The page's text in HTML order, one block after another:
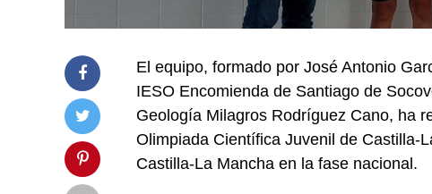
El equipo, formado por José Antonio
IESO Encomienda de Santiago de
Geología Milagros Rodríguez Cano, ha
Olimpiada Científica Juvenil de Castilla-
Castilla-La Mancha en la fase nacional.